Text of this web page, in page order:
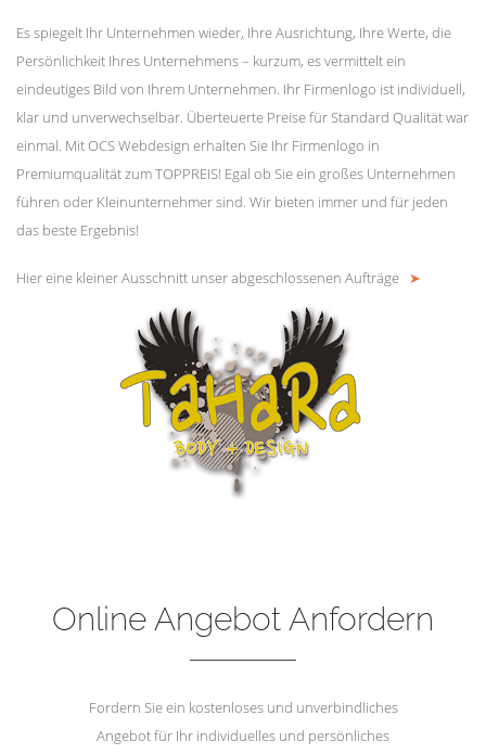
Es spiegelt Ihr Unternehmen wieder, Ihre Ausrichtung, Ihre Werte, die
Persönlichkeit Ihres Unternehmens – kurzum, es vermittelt ein
eindeutiges Bild von Ihrem Unternehmen. Ihr Firmenlogo ist individuell,
klar und unverwechselbar. Überteuerte Preise für Standard Qualität war
einmal. Mit OCS Webdesign erhalten Sie Ihr Firmenlogo in
Premiumqualität zum TOPPREIS! Egal ob Sie ein großes Unternehmen
führen oder Kleinunternehmer sind. Wir bieten immer und für jeden
das beste Ergebnis!
Hier eine kleiner Ausschnitt unser abgeschlossenen Aufträge ➤
Online Angebot Anfordern
Fordern Sie ein kostenloses und unverbindliches
Angebot für Ihr individuelles und persönliches